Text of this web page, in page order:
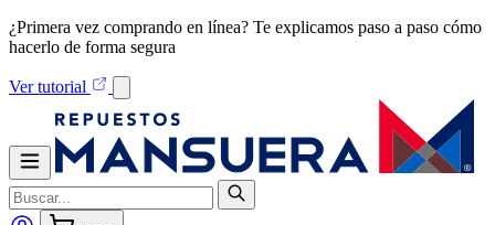
¿Primera vez comprando en línea? Te explicamos paso a paso cómo
hacerlo de forma segura
Ver tutorial